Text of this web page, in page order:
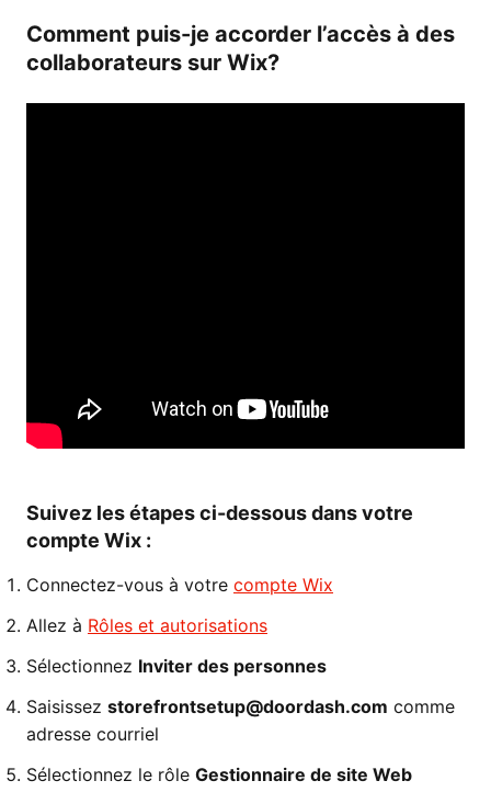
Comment puis-je accorder l’accès à des
collaborateurs sur Wix?
Suivez les étapes ci-dessous dans votre
compte Wix :
Connectez-vous à votre compte Wix
Allez à Rôles et autorisations
Sélectionnez Inviter des personnes
Saisissez storefrontsetup@doordash.com comme
adresse courriel
Sélectionnez le rôle Gestionnaire de site Web